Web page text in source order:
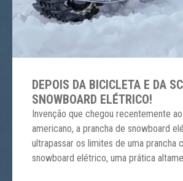
DEPOIS DA BICICLETA E DA
SNOWBOARD ELÉTRICO!
Invenção que chegou recentemente
americano, a prancha de snowboard
ultrapassar os limites de uma prancha
snowboard elétrico, uma prática